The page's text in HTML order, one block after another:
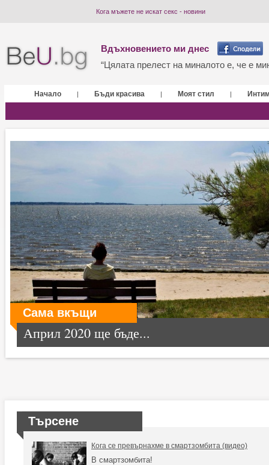
Кога мъжете не искат секс - новини
Вдъхновението ми днес
“Цялата прелест на миналото е, че е
Начало | Бъди красива | Моят стил |
Сама вкъщи
Април 2020 ще бъде...
Търсене
Кога се превърнахме в смартзомбита (видео)
В смартзомбита!